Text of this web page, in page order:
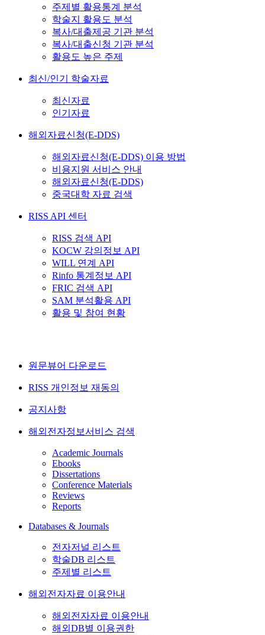
주제별 활용통계 분석
학술지 활용도 분석
복사/대출제공 기관 분석
복사/대출신청 기관 분석
활용도 높은 주제
최신/인기 학술자료
최신자료
인기자료
해외자료신청(E-DDS)
해외자료신청(E-DDS) 이용 방법
비용지원 서비스 안내
해외자료신청(E-DDS)
중국대학 자료 검색
RISS API 센터
RISS 검색 API
KOCW 강의정보 API
WILL 연계 API
Rinfo 통계정보 API
FRIC 검색 API
SAM 분석활용 API
활용 및 참여 현황
원문뷰어 다운로드
RISS 개인정보 재동의
공지사항
해외전자정보서비스 검색
Academic Journals
Ebooks
Dissertations
Conference Materials
Reviews
Reports
Databases & Journals
전자저널 리스트
학술DB 리스트
주제별 리스트
해외전자자료 이용안내
해외전자자료 이용안내
해외DB별 이용권한